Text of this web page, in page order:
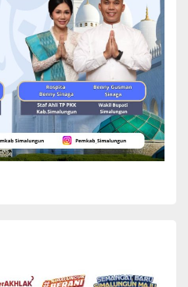
dalam sambutan nya.
menjelaskan tofografi Kabupaten
menyampaikan bawah
70 % mata pencaharian dari hasil
terdiri dari 32 Kecamatan,
di bawah kepemimpinan kami
baik dan bersinergi bersama